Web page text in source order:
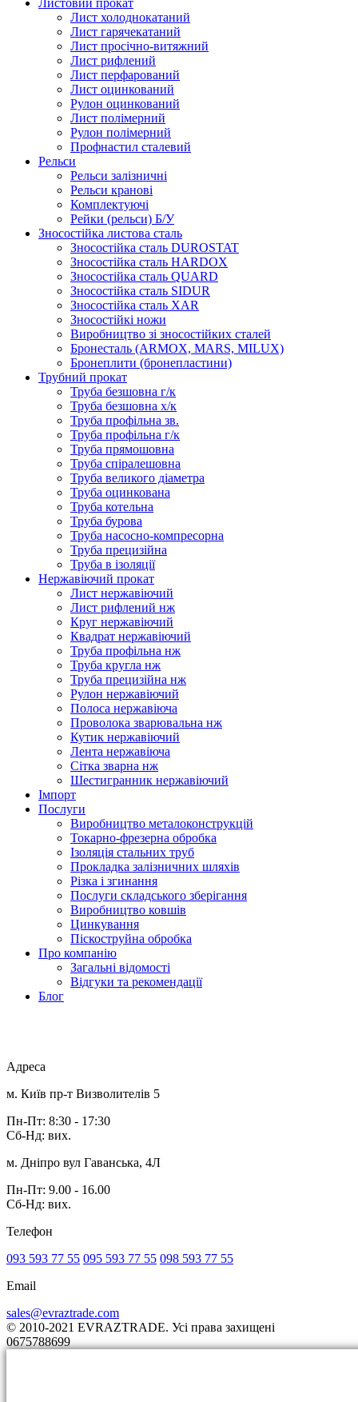
Листовий прокат
Лист холоднокатаний
Лист гарячекатаний
Лист просічно-витяжний
Лист рифлений
Лист перфарований
Лист оцинкований
Рулон оцинкований
Лист полімерний
Рулон полімерний
Профнастил сталевий
Рельси
Рельси залізничні
Рельси кранові
Комплектуючі
Рейки (рельси) Б/У
Зносостійка листова сталь
Зносостійка сталь DUROSTAT
Зносостійка сталь HARDOX
Зносостійка сталь QUARD
Зносостійка сталь SIDUR
Зносостійка сталь XAR
Зносостійкі ножи
Виробництво зі зносостійких сталей
Бронесталь (ARMOX, MARS, MILUX)
Бронеплити (бронепластини)
Трубний прокат
Труба безшовна г/к
Труба безшовна х/к
Труба профільна зв.
Труба профільна г/к
Труба прямошовна
Труба спіралешовна
Труба великого діаметра
Труба оцинкована
Труба котельна
Труба бурова
Труба насосно-компресорна
Труба прецизійна
Труба в ізоляції
Нержавіючий прокат
Лист нержавіючий
Лист рифлений нж
Круг нержавіючий
Квадрат нержавіючий
Труба профільна нж
Труба кругла нж
Труба прецизійна нж
Рулон нержавіючий
Полоса нержавіюча
Проволока зварювальна нж
Кутик нержавіючий
Лента нержавіюча
Сітка зварна нж
Шестигранник нержавіючий
Імпорт
Послуги
Виробництво металоконструкцій
Токарно-фрезерна обробка
Ізоляція стальних труб
Прокладка залізничних шляхів
Різка і згинання
Послуги складського зберігання
Виробництво ковшів
Цинкування
Піскоструйна обробка
Про компанію
Загальні відомості
Відгуки та рекомендації
Блог
Адреса
м. Київ пр-т Визволителів 5
Пн-Пт: 8:30 - 17:30
Сб-Нд: вих.
м. Дніпро вул Гаванська, 4Л
Пн-Пт: 9.00 - 16.00
Сб-Нд: вих.
Телефон
093 593 77 55 095 593 77 55 098 593 77 55
Email
sales@evraztrade.com
© 2010-2021 EVRAZTRADE. Усі права захищені
0675788699